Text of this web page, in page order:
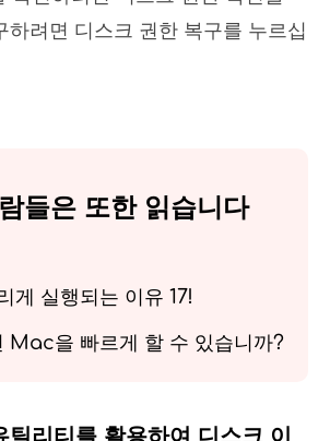
하려면 디스크 권한 복구를 누르십
들은 또한 읽습니다
게 실행되는 이유 17!
Mac을 빠르게 할 수 있습니까?